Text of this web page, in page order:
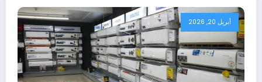
أبريل 20, 2026